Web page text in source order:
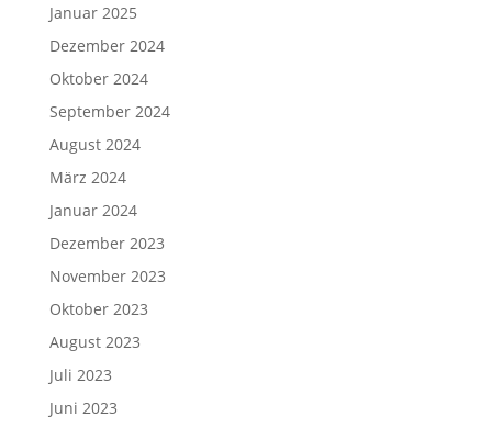
Januar 2025
Dezember 2024
Oktober 2024
September 2024
August 2024
März 2024
Januar 2024
Dezember 2023
November 2023
Oktober 2023
August 2023
Juli 2023
Juni 2023